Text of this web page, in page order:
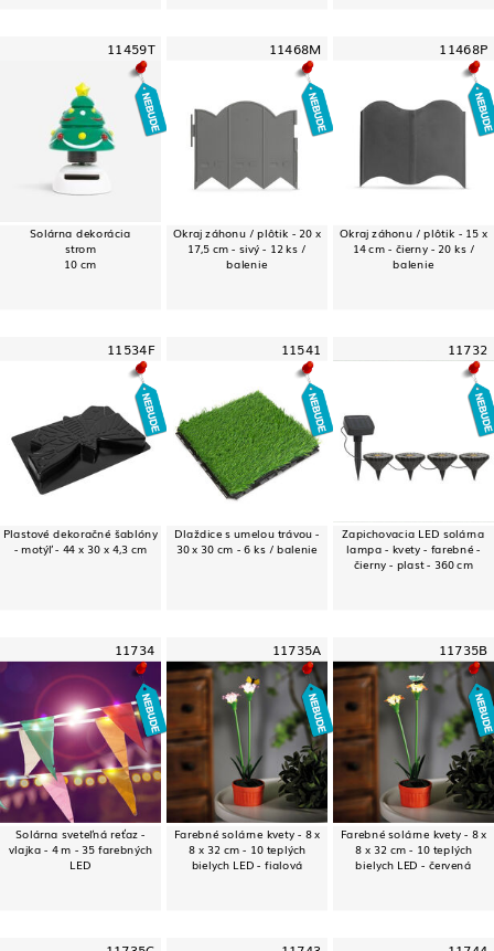
11459T
Solárna dekorácia
strom
10 cm
11468M
Okraj záhonu / plôtik - 20 x
17,5 cm - sivý - 12 ks /
balenie
11468P
Okraj záhonu / plôtik - 15 x
14 cm - čierny - 20 ks /
balenie
11534F
Plastové dekoračné šablóny
- motýľ - 44 x 30 x 4,3 cm
11541
Dlaždice s umelou trávou -
30 x 30 cm - 6 ks / balenie
11732
Zapichovacia LED solárna
lampa - kvety - farebné -
čierny - plast - 360 cm
11734
Solárna sveteľná reťaz -
vlajka - 4 m - 35 farebných
LED
11735A
Farebné solárne kvety - 8 x
8 x 32 cm - 10 teplých
bielych LED - fialová
11735B
Farebné solárne kvety - 8 x
8 x 32 cm - 10 teplých
bielych LED - červená